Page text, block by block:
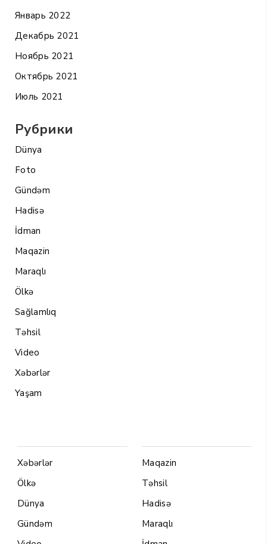
Январь 2022
Декабрь 2021
Ноябрь 2021
Октябрь 2021
Июль 2021
Рубрики
Dünya
Foto
Gündəm
Hadisə
İdman
Maqazin
Maraqlı
Ölkə
Sağlamlıq
Təhsil
Video
Xəbərlər
Yaşam
Xəbərlər
Ölkə
Dünya
Gündəm
Maqazin
Təhsil
Hadisə
Maraqlı